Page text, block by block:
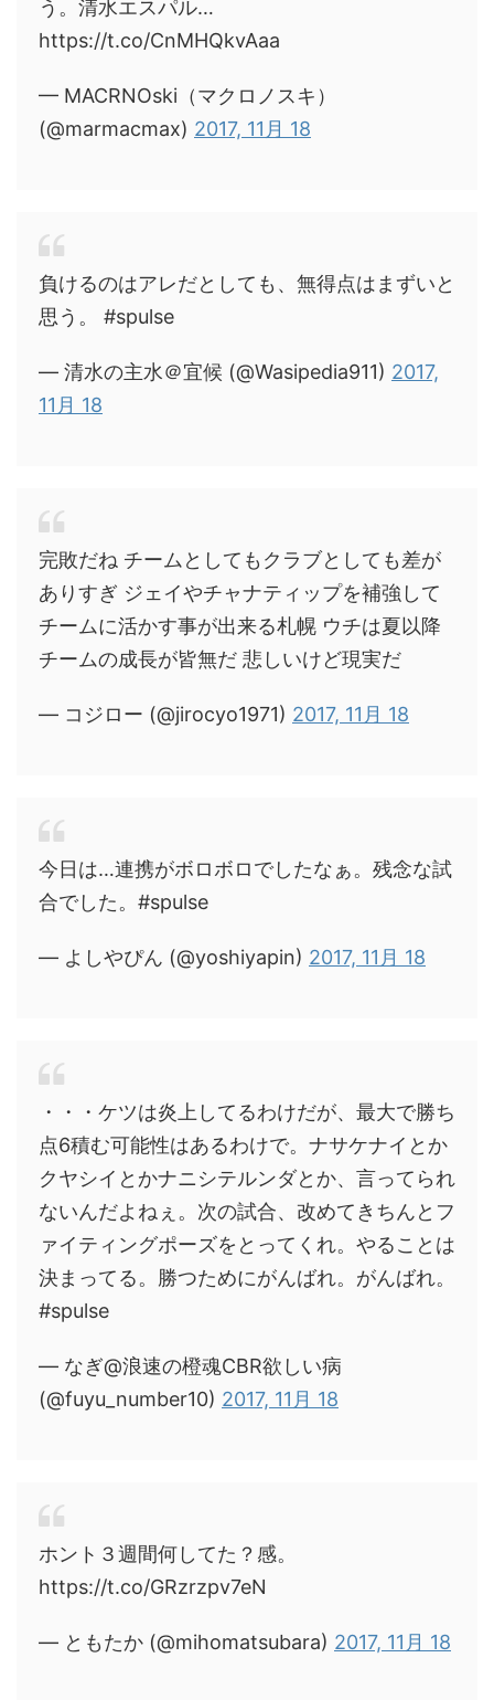
う。清水エスパル…
https://t.co/CnMHQkvAaa
— MACRNOski（マクロノスキ）
(@marmacmax) 2017, 11月 18
負けるのはアレだとしても、無得点はまずいと
思う。 #spulse
— 清水の主水＠宜候 (@Wasipedia911) 2017,
11月 18
完敗だね チームとしてもクラブとしても差が
ありすぎ ジェイやチャナティップを補強して
チームに活かす事が出来る札幌 ウチは夏以降
チームの成長が皆無だ 悲しいけど現実だ
— コジロー (@jirocyo1971) 2017, 11月 18
今日は…連携がボロボロでしたなぁ。残念な試
合でした。#spulse
— よしやぴん (@yoshiyapin) 2017, 11月 18
・・・ケツは炎上してるわけだが、最大で勝ち
点6積む可能性はあるわけで。ナサケナイとか
クヤシイとかナニシテルンダとか、言ってられ
ないんだよねぇ。次の試合、改めてきちんとフ
ァイティングポーズをとってくれ。やることは
決まってる。勝つためにがんばれ。がんばれ。
#spulse
— なぎ@浪速の橙魂CBR欲しい病
(@fuyu_number10) 2017, 11月 18
ホント３週間何してた？感。
https://t.co/GRzrzpv7eN
— ともたか (@mihomatsubara) 2017, 11月 18